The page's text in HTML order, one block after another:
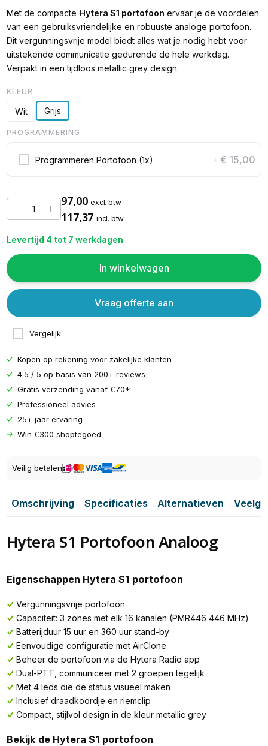
Met de compacte Hytera S1 portofoon ervaar je de voordelen
van een gebruiksvriendelijke en robuuste analoge portofoon.
Dit vergunningsvrije model biedt alles wat je nodig hebt voor
uitstekende communicatie gedurende de hele werkdag.
Verpakt in een tijdloos metallic grey design.
KLEUR
Wit Grijs
PROGRAMMERING
Programmeren Portofoon (1x) + € 15,00
97,00 excl. btw
117,37 incl. btw
Levertijd 4 tot 7 werkdagen
In winkelwagen
Vergelijk
Vraag offerte aan
Kopen op rekening voor zakelijke klanten
4.5 / 5 op basis van 200+ reviews
Gratis verzending vanaf€70*
Professioneel advies
25+ jaar ervaring
Win €300 shoptegoed
Veilig betalen
Omschrijving Specificaties Alternatieven
Hytera S1 Portofoon Analoog
Eigenschappen Hytera S1 portofoon
Vergunningsvrije portofoon
Capaciteit: 3 zones met elk 16 kanalen (PMR446 446 MHz)
Batterijduur 15 uur en 360 uur stand-by
Eenvoudige configuratie met AirClone
Beheer de portofoon via de Hytera Radio app
Dual-PTT, communiceer met 2 groepen tegelijk
Met 4 leds die de status visueel maken
Inclusief draadkoordje en riemclip
Compact, stijlvol design in de kleur metallic grey
Bekijk de Hytera S1 portofoon